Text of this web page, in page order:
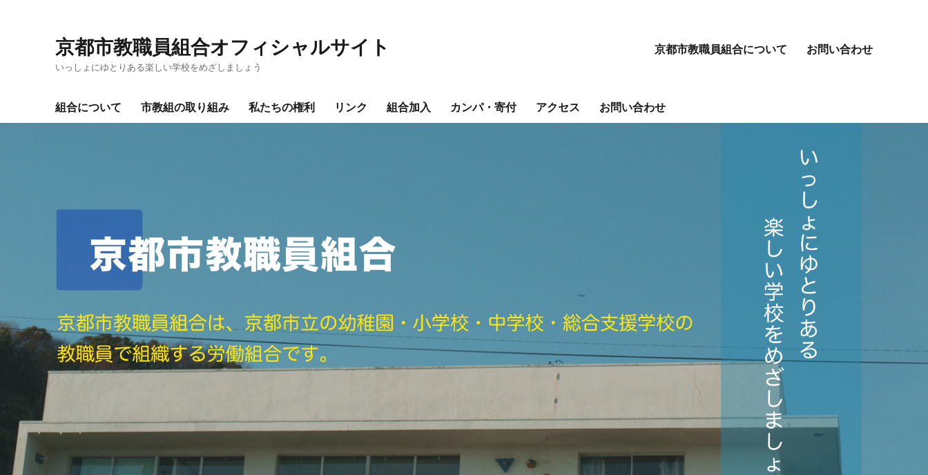
京都市教職員組合オフィシャルサイト
いっしょにゆとりある楽しい学校をめざしましょう
京都市教職員組合について お問い合わせ
組合について 市教組の取り組み 私たちの権利 リンク 組合加入 カンパ・寄付 アクセス お問い合わせ